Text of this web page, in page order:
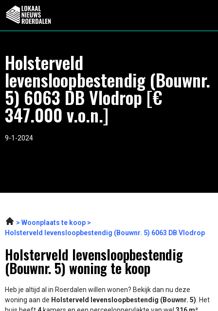
Holsterveld
levensloopbestendig (Bouwnr.
5) 6063 DB Vlodrop [€
347.000 v.o.n.]
9-1-2024
Woonplaats te koop
Holsterveld levensloopbestendig (Bouwnr. 5) 6063 DB Vlodrop
Holsterveld levensloopbestendig
(Bouwnr. 5) woning te koop
Heb je altijd al in Roerdalen willen wonen? Bekijk dan nu deze
woning aan de Holsterveld levensloopbestendig (Bouwnr. 5). Het